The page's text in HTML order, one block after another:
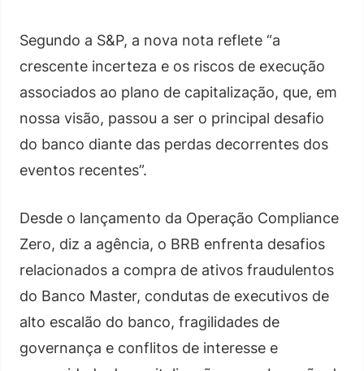
Segundo a S&P, a nova nota reflete “a
crescente incerteza e os riscos de execução
associados ao plano de capitalização, que, em
nossa visão, passou a ser o principal desafio
do banco diante das perdas decorrentes dos
eventos recentes”.
Desde o lançamento da Operação Compliance
Zero, diz a agência, o BRB enfrenta desafios
relacionados a compra de ativos fraudulentos
do Banco Master, condutas de executivos de
alto escalão do banco, fragilidades de
governança e conflitos de interesse e